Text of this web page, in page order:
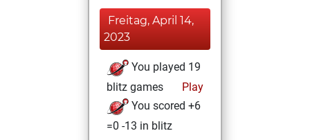
Freitag, April 14,
2023
You played 19
blitz games
Play
You scored +6
=0 -13 in blitz